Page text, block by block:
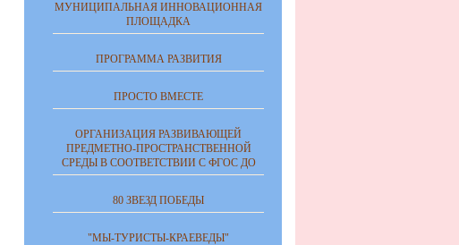
МУНИЦИПАЛЬНАЯ ИННОВАЦИОННАЯ
ПЛОЩАДКА
ПРОГРАММА РАЗВИТИЯ
ПРОСТО ВМЕСТЕ
ОРГАНИЗАЦИЯ РАЗВИВАЮЩЕЙ
ПРЕДМЕТНО-ПРОСТРАНСТВЕННОЙ
СРЕДЫ В СООТВЕТСТВИИ С ФГОС ДО
80 ЗВЕЗД ПОБЕДЫ
"МЫ-ТУРИСТЫ-КРАЕВЕДЫ"